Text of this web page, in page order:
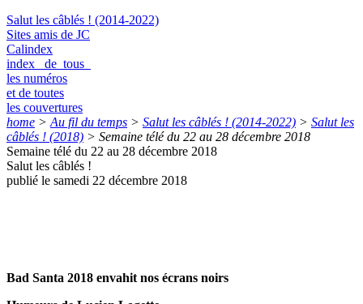
Salut les câblés ! (2014-2022)
Sites amis de JC
Calindex
index de tous
les numéros
et de toutes
les couvertures
home > Au fil du temps > Salut les câblés ! (2014-2022) > Salut les
câblés ! (2018) > Semaine télé du 22 au 28 décembre 2018
Semaine télé du 22 au 28 décembre 2018
Salut les câblés !
publié le samedi 22 décembre 2018
Bad Santa 2018 envahit nos écrans noirs